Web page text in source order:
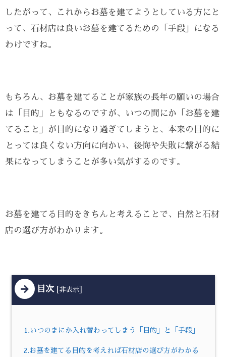
したがって、これからお墓を建てようとしている方にと
って、石材店は良いお墓を建てるための「手段」になる
わけですね。
もちろん、お墓を建てることが家族の長年の願いの場合
は「目的」ともなるのですが、いつの間にか「お墓を建
てること」が目的になり過ぎてしまうと、本来の目的に
とっては良くない方向に向かい、後悔や失敗に繋がる結
果になってしまうことが多い気がするのです。
お墓を建てる目的をきちんと考えることで、自然と石材
店の選び方がわかります。
目次 非表示]
1.いつのまにか入れ替わってしまう「目的」と「手段」
2.お墓を建てる目的を考えれば石材店の選び方がわかる